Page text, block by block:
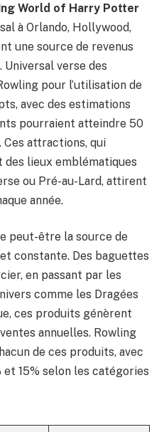
World of Harry Potter
à Orlando, Hollywood,
une source de revenus
verse des
pour l’utilisation de
avec des estimations
pourraient atteindre 50
Ces attractions, qui
lieux emblématiques
ou Pré-au-Lard, attirent
année.
peut-être la source de
constante. Des baguettes
en passant par les
comme les Dragées
ces produits génèrent
annuelles. Rowling
de ces produits, avec
15% selon les catégories